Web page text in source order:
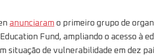
anunciaram o primeiro grupo de
Fund, ampliando o acesso à
situação de vulnerabilidade em dez